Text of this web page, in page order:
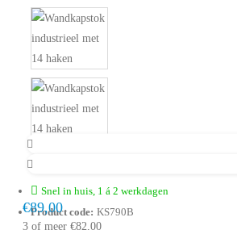
Snel in huis, 1 á 2 werkdagen
Product code: KS790B
€89,00
3 of meer €82,00